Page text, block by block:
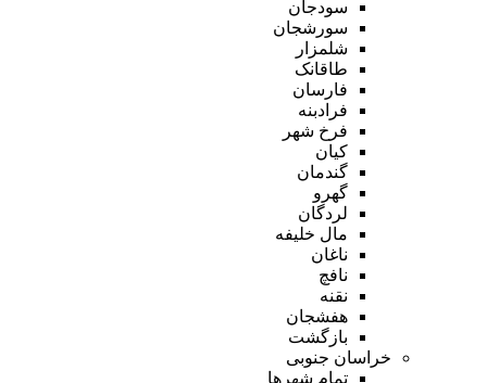
سودجان
سورشجان
شلمزار
طاقانک
فارسان
فرادبنه
فرخ شهر
کیان
گندمان
گهرو
لردگان
مال خلیفه
ناغان
نافچ
نقنه
هفشجان
بازگشت
خراسان جنوبی
تمام شهر‌ها